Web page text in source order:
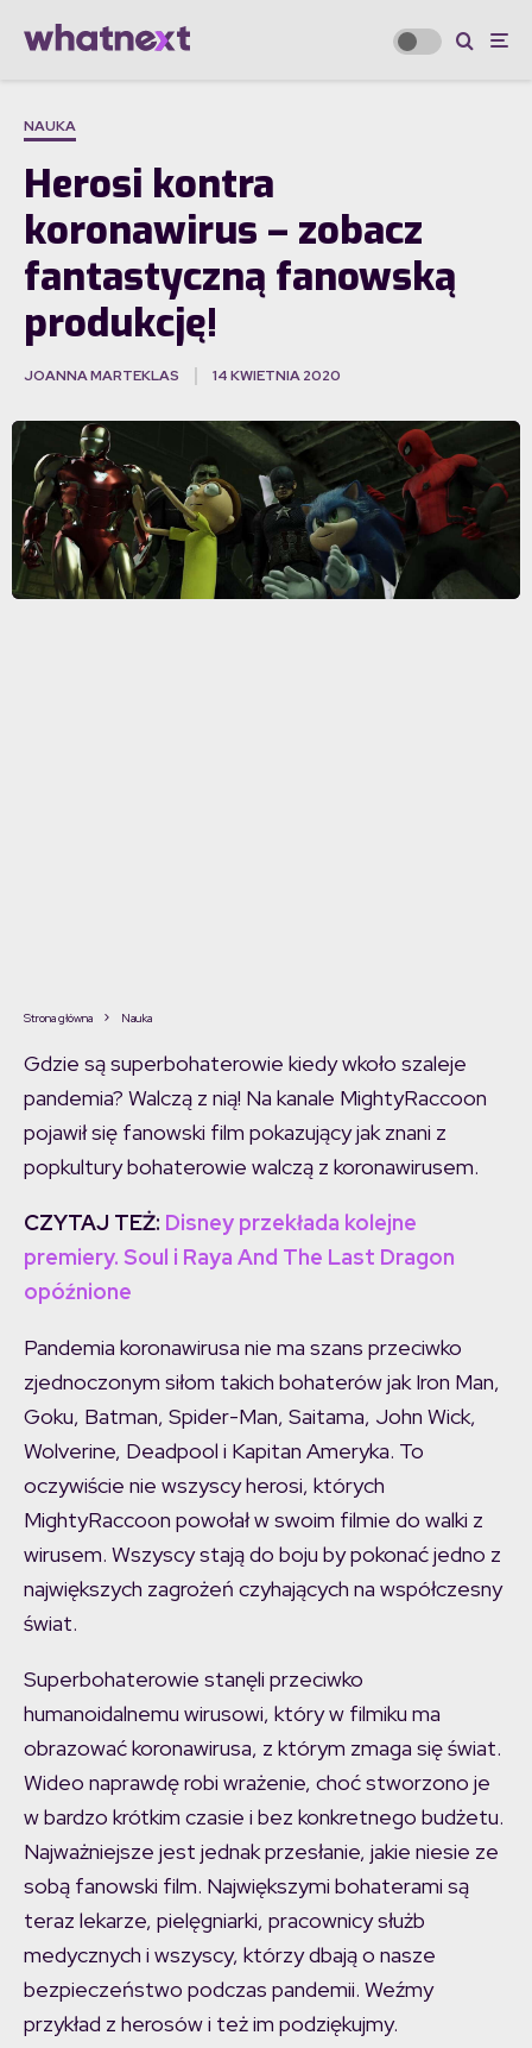
NAUKA
Herosi kontra
koronawirus – zobacz
fantastyczną fanowską
produkcję!
JOANNA MARTEKLAS 14 KWIETNIA 2020
Strona główna Nauka
Gdzie są superbohaterowie kiedy wkoło szaleje
pandemia? Walczą z nią! Na kanale MightyRaccoon
pojawił się fanowski film pokazujący jak znani z
popkultury bohaterowie walczą z koronawirusem.
CZYTAJ TEŻ: Disney przekłada kolejne
premiery. Soul i Raya And The Last Dragon
opóźnione
Pandemia koronawirusa nie ma szans przeciwko
zjednoczonym siłom takich bohaterów jak Iron Man,
Goku, Batman, Spider-Man, Saitama, John Wick,
Wolverine, Deadpool i Kapitan Ameryka. To
oczywiście nie wszyscy herosi, których
MightyRaccoon powołał w swoim filmie do walki z
wirusem. Wszyscy stają do boju by pokonać jedno z
największych zagrożeń czyhających na współczesny
świat.
Superbohaterowie stanęli przeciwko
humanoidalnemu wirusowi, który w filmiku ma
obrazować koronawirusa, z którym zmaga się świat.
Wideo naprawdę robi wrażenie, choć stworzono je
w bardzo krótkim czasie i bez konkretnego budżetu.
Najważniejsze jest jednak przesłanie, jakie niesie ze
sobą fanowski film. Największymi bohaterami są
teraz lekarze, pielęgniarki, pracownicy służb
medycznych i wszyscy, którzy dbają o nasze
bezpieczeństwo podczas pandemii. Weźmy
przykład z herosów i też im podziękujmy.